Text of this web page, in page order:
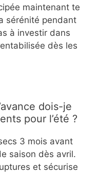
maintenant te
sérénité pendant
à investir dans
dès les
dois-je
pour l’été ?
3 mois avant
saison dès avril.
et sécurise